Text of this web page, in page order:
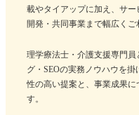
載やタイアップに加え、サ
開発・共同事業まで幅広くご
理学療法士・介護支援専門員
グ・SEOの実務ノウハウを
性の高い提案と、事業成果
す。